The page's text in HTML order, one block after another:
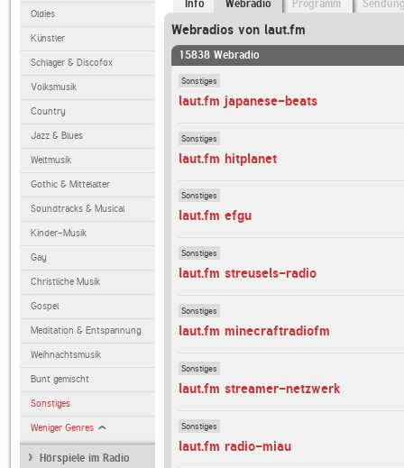
Oldies
Künstler
Schlager & Discofox
Volksmusik
Country
Jazz & Blues
Weltmusik
Gothic & Mittelalter
Soundtracks & Musical
Kinder-Musik
Gay
Christliche Musik
Gospel
Meditation & Entspannung
Weihnachtsmusik
Bunt gemischt
Sonstiges
Weniger Genres
Hörspiele im Radio
Info Webradio Programm
Webradios von laut.fm
15838 Webradio
Sonstiges
laut.fm japanese-beats
Sonstiges
laut.fm hitplanet
Sonstiges
laut.fm efgu
Sonstiges
laut.fm streusels-radio
Sonstiges
laut.fm minecraftradiofm
Sonstiges
laut.fm streamer-netzwerk
Sonstiges
laut.fm radio-miau